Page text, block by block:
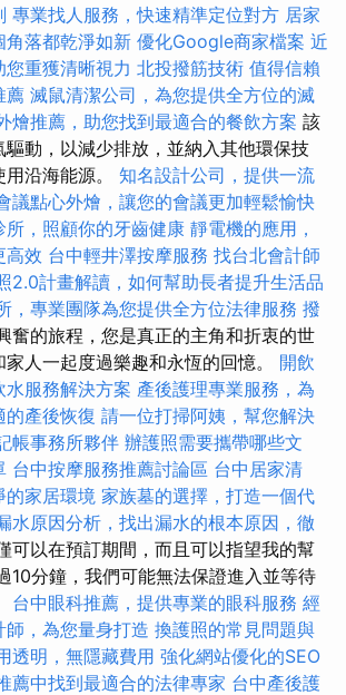
專業找人服務，快速精準定位對方 居家
角落都乾淨如新 優化Google商家檔案 近
重獲清晰視力 北投撥筋技術 值得信賴
薦 滅鼠清潔公司，為您提供全方位的滅
燴推薦，助您找到最適合的餐飲方案 該
動，以減少排放，並納入其他環保技
沿海能源。 知名設計公司，提供一流
議點心外燴，讓您的會議更加輕鬆愉快
，照顧你的牙齒健康 靜電機的應用，
高效 台中輕井澤按摩服務 找台北會計師
2.0計畫解讀，如何幫助長者提升生活品
，專業團隊為您提供全方位法律服務 撥
奮的旅程，您是真正的主角和折衷的世
人一起度過樂趣和永恆的回憶。 開飲
服務解決方案 產後護理專業服務，為
的產後恢復 請一位打掃阿姨，幫您解決
帳事務所夥伴 辦護照需要攜帶哪些文
台中按摩服務推薦討論區 台中居家清
的家居環境 家族墓的選擇，打造一個代
水原因分析，找出漏水的根本原因，徹
可以在預訂期間，而且可以指望我的幫
10分鐘，我們可能無法保證進入並等待
台中眼科推薦，提供專業的眼科服務 經
，為您量身打造 換護照的常見問題與
透明，無隱藏費用 強化網站優化的SEO
薦中找到最適合的法律專家 台中產後護